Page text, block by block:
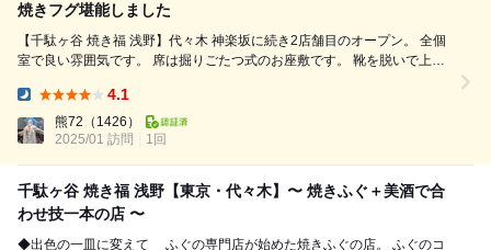
焼きフグ堪能しました
【千駄ヶ谷 焼き福 浅野】代々木 神楽坂に続き2店舗目のオープン。 全個
室で良い雰囲気です。 席は掘りごたつ式のお座敷です。 靴を脱いで上が
4.1
熊72 （1426）
2025/01 訪問
1回
千駄ヶ谷 焼き福 浅野【東京・代々木】〜 焼きふぐ＋美酒で合
わせ技一本の店 〜
◆出色の一皿に変えて ふぐの専門店が始めた焼きふぐの店。 ふぐのコ